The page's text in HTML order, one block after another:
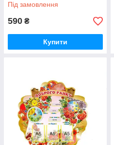
Під замовлення
590 ₴
Купити